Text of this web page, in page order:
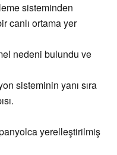
sisteminden
canlı ortama yer
nedeni bulundu ve
sisteminin yanı sıra
yerelleştirilmiş